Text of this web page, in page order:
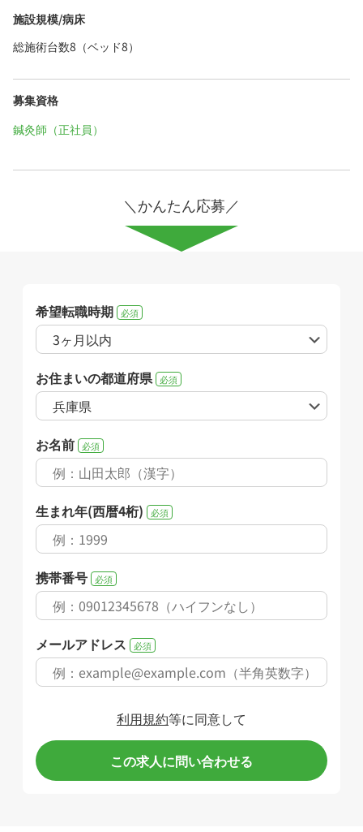
施設規模/病床
総施術台数8（ベッド8）
募集資格
鍼灸師（正社員）
＼かんたん応募／
希望転職時期 必須
お住まいの都道府県 必須
お名前 必須
生まれ年(西暦4桁) 必須
携帯番号 必須
メールアドレス 必須
利用規約等に同意して
この求人に問い合わせる